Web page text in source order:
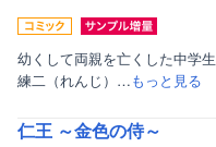
幼くして両親を亡くした中学
練二（れんじ）…もっと見る
仁王 ～金色の侍～